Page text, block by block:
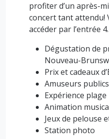
profiter d’un après-
concert tant attendu!
accéder par l’entrée 4.
Dégustation de
Nouveau-
Prix et cadeaux
Amuseurs publics
Expérience plage
Animation
Jeux de pelouse
Station photo